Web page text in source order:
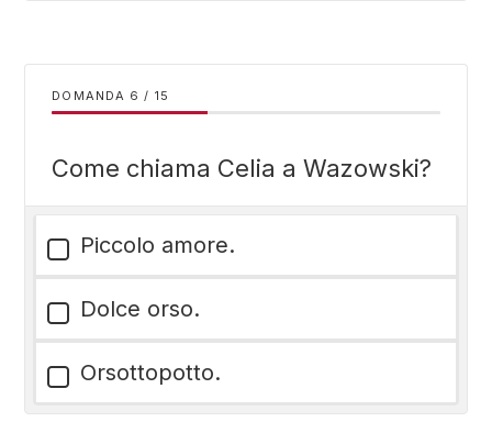
DOMANDA / 15
Come chiama Celia a Wazowski?
Piccolo amore.
Dolce orso.
Orsottopotto.